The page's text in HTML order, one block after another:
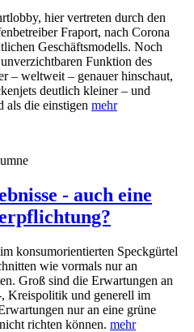
hier vertreten durch den
Fraport, nach Corona
Geschäftsmodells. Noch
Funktion des
– weltweit – genauer hinschaut,
deutlich kleiner – und
als die einstigen mehr
- auch eine
konsumorientierten Speckgürtel
wie vormals nur an
Groß sind die Erwartungen an
Kreispolitik und generell im
nur an eine grüne
richten können. mehr